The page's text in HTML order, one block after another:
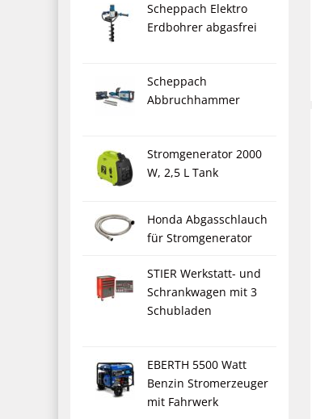
Scheppach Elektro
Erdbohrer abgasfrei
Scheppach
Abbruchhammer
Stromgenerator 2000
W, 2,5 L Tank
Honda Abgasschlauch
für Stromgenerator
STIER Werkstatt- und
Schrankwagen mit 3
Schubladen
EBERTH 5500 Watt
Benzin Stromerzeuger
mit Fahrwerk